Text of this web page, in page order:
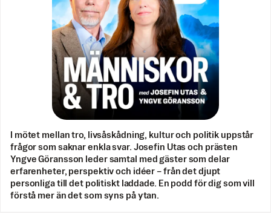
I mötet mellan tro, livsåskådning, kultur och politik uppstår
frågor som saknar enkla svar. Josefin Utas och prästen
Yngve Göransson leder samtal med gäster som delar
erfarenheter, perspektiv och idéer – från det djupt
personliga till det politiskt laddade. En podd för dig som vill
förstå mer än det som syns på ytan.